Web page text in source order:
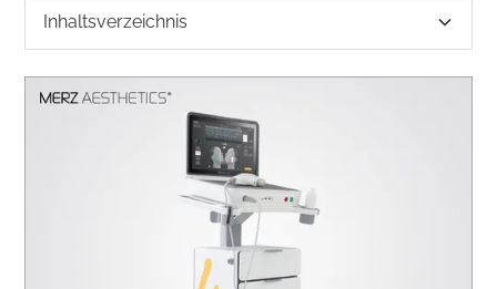
Inhaltsverzeichnis
Neu bei PanAesthetics: Ultherapy PRIME® –
die Zukunft des nicht-invasiven Liftings
Was ist Ultherapy PRIME®?
Vorteile im Überblick
Behandlungsbereiche von Ultherapy PRIME®